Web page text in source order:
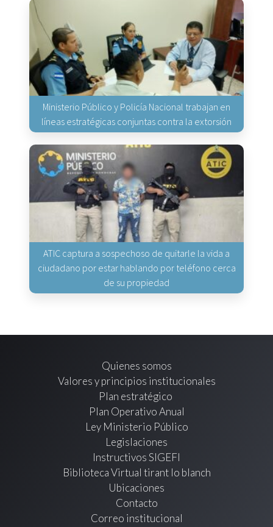
Ministerio Público y Policía Nacional trabajan en
líneas estratégicas conjuntas contra la extorsión
ATIC captura a sospechoso de quitarle la vida a
ciudadano por estar hablando por teléfono cerca
de su propiedad
Quienes somos
Valores y principios institucionales
Plan estratégico
Plan Operativo Anual
Ley Ministerio Público
Legislaciones
Instructivos SIGEFI
Biblioteca Virtual tirant lo blanch
Ubicaciones
Contacto
Correo institucional